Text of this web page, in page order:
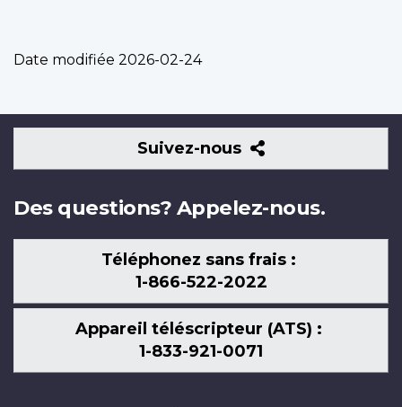
Date modifiée 2026-02-24
Suivez-nous
Suivez-
nous
Des questions? Appelez-nous.
Téléphonez sans frais :
1-866-522-2022
Appareil téléscripteur (ATS) :
1-833-921-0071